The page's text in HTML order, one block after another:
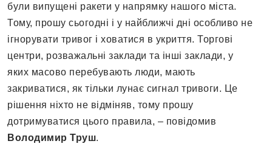
були випущені ракети у напрямку нашого міста.
Тому, прошу сьогодні і у найближчі дні особливо не
ігнорувати тривог і ховатися в укриття. Торгові
центри, розважальні заклади та інші заклади, у
яких масово перебувають люди, мають
закриватися, як тільки лунає сигнал тривоги. Це
рішення ніхто не відміняв, тому прошу
дотримуватися цього правила, – повідомив
Володимир Труш.